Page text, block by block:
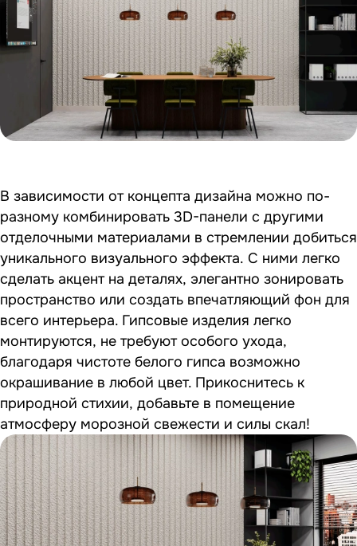
В зависимости от концепта дизайна можно по-
разному комбинировать 3D-панели с другими
отделочными материалами в стремлении добиться
уникального визуального эффекта. С ними легко
сделать акцент на деталях, элегантно зонировать
пространство или создать впечатляющий фон для
всего интерьера. Гипсовые изделия легко
монтируются, не требуют особого ухода,
благодаря чистоте белого гипса возможно
окрашивание в любой цвет. Прикоснитесь к
природной стихии, добавьте в помещение
атмосферу морозной свежести и силы скал!